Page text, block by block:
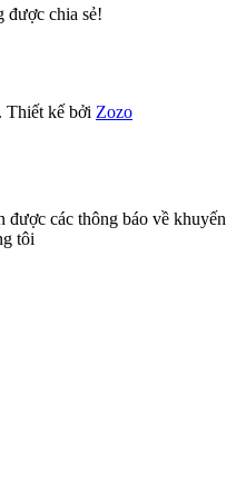
được chia sẻ!
Thiết kế bởi Zozo
được các thông báo về khuyến
tôi